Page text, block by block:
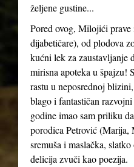
željene gustine...
Pored ovog, Milojići prave
dijabetičare), od plodova
kućni lek za zaustavljanje
mirisna apoteka u špajzu!
rastu u neposrednoj
blago i fantastičan
godine imao sam priliku
porodica Petrović (Marija,
sremuša i maslačka,
delicija zvuči kao poezija.